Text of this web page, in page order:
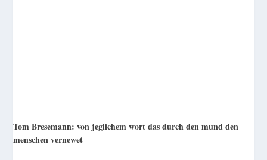
Tom Bresemann: von jeglichem wort das durch den mund den
menschen vernewet